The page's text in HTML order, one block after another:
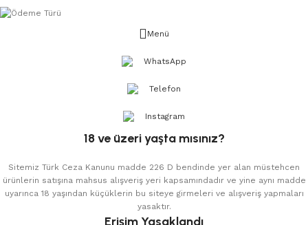
Menü
WhatsApp
Telefon
Instagram
18 ve üzeri yaşta mısınız?
Sitemiz Türk Ceza Kanunu madde 226 D bendinde yer alan müstehcen
ürünlerin satışına mahsus alışveriş yeri kapsamındadır ve yine aynı madde
uyarınca 18 yaşından küçüklerin bu siteye girmeleri ve alışveriş yapmaları
yasaktır.
Erişim Yasaklandı